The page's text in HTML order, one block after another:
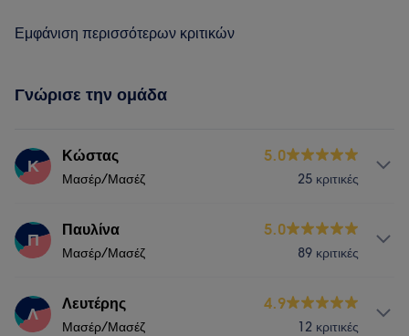
Εμφάνιση περισσότερων κριτικών
Γνώρισε την ομάδα
Κ Κώστας
Μασέρ/Μασέζ
5.0
25 κριτικές
Υπηρεσίες
Π Παυλίνα
Μασέρ/Μασέζ
5.0
89 κριτικές
Υπηρεσίες
Λ Λευτέρης
Μασέρ/Μασέζ
4.9
12 κριτικές